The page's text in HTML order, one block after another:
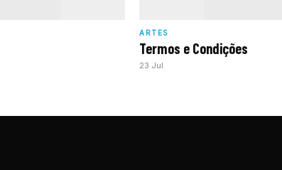
ARTES
Termos e Condições
23 Jul